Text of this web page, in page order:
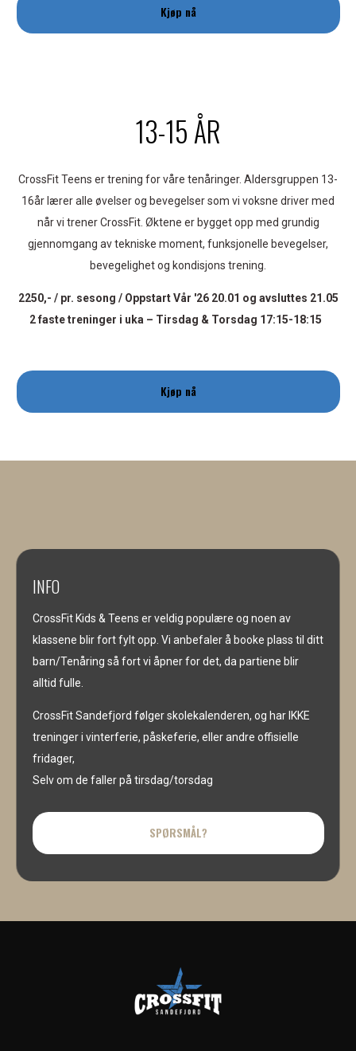
Kjøp nå
13-15 ÅR
CrossFit Teens er trening for våre tenåringer. Aldersgruppen 13-
16år lærer alle øvelser og bevegelser som vi voksne driver med
når vi trener CrossFit. Øktene er bygget opp med grundig
gjennomgang av tekniske moment, funksjonelle bevegelser,
bevegelighet og kondisjons trening.
2250,- / pr. sesong / Oppstart Vår '26 20.01 og avsluttes 21.05
2 faste treninger i uka – Tirsdag & Torsdag 17:15-18:15
Kjøp nå
INFO
CrossFit Kids & Teens er veldig populære og noen av
klassene blir fort fylt opp. Vi anbefaler å booke plass til ditt
barn/Tenåring så fort vi åpner for det, da partiene blir
alltid fulle.
CrossFit Sandefjord følger skolekalenderen, og har IKKE
treninger i vinterferie, påskeferie, eller andre offisielle
fridager,
Selv om de faller på tirsdag/torsdag
SPØRSMÅL?